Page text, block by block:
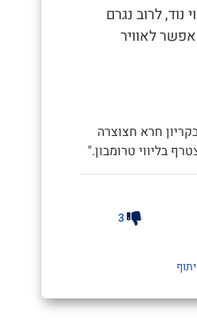
נוד, לרוב נגרם
לאוויר
חרא חצוצרה
בליווי טרומבון."
3